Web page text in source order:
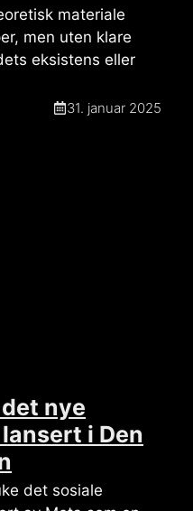
materiale
men uten klare
eksistens eller
31. januar 2025
nye
i Den
det sosiale